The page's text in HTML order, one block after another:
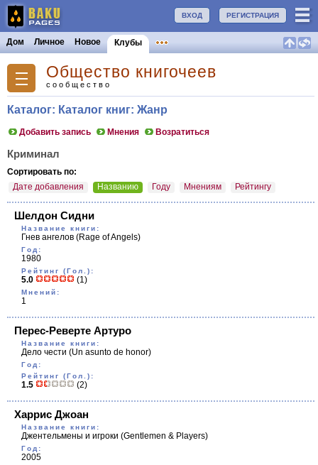
РЕГИСТРАЦИЯ
ВХОД
Дом Личное Новое Клубы
Общество книгочеев
сообщество
Каталог: Каталог книг: Жанр
Добавить запись Мнения Возратиться
Криминал
Сортировать по:
Дате добавления
Названию Году Мнениям Рейтингу
Шелдон Сидни
Название книги:
Гнев ангелов (Rage of Angels)
Год:
1980
Рейтинг (Гол.):
5.0 (1)
Мнений:
1
Перес-Реверте Артуро
Название книги:
Дело чести (Un asunto de honor)
Год:
Рейтинг (Гол.):
1.5 (2)
Харрис Джоан
Название книги:
Джентельмены и игроки (Gentlemen & Players)
Год:
2005